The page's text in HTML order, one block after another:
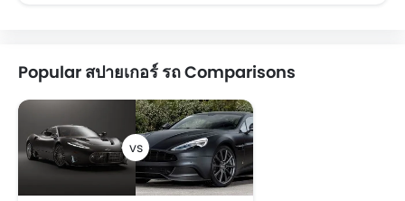
Popular สปายเกอร์ รถ Comparisons